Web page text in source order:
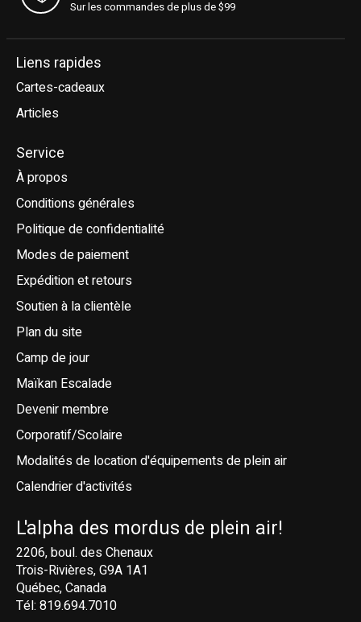
Sur les commandes de plus de $99
Liens rapides
Cartes-cadeaux
Articles
Service
À propos
Conditions générales
Politique de confidentialité
Modes de paiement
Expédition et retours
Soutien à la clientèle
Plan du site
Camp de jour
Maïkan Escalade
Devenir membre
Corporatif/Scolaire
Modalités de location d'équipements de plein air
Calendrier d'activités
L'alpha des mordus de plein air!
2206, boul. des Chenaux
Trois-Rivières, G9A 1A1
Québec, Canada
Tél: 819.694.7010